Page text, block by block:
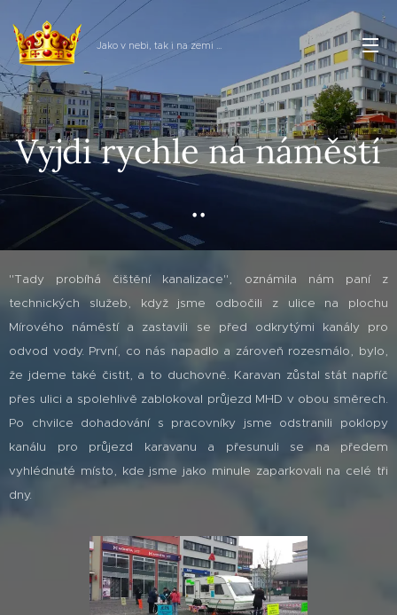
Jako v nebi, tak i na zemi ...
Vyjdi rychle na náměstí
..
"Tady probíhá čištění kanalizace", oznámila nám paní z
technických služeb, když jsme odbočili z ulice na plochu
Mírového náměstí a zastavili se před odkrytými kanály pro
odvod vody. První, co nás napadlo a zároveň rozesmálo, bylo,
že jdeme také čistit, a to duchovně. Karavan zůstal stát napříč
přes ulici a spolehlivě zablokoval průjezd MHD v obou směrech.
Po chvilce dohadování s pracovníky jsme odstranili poklopy
kanálu pro průjezd karavanu a přesunuli se na předem
vyhlédnuté místo, kde jsme jako minule zaparkovali na celé tři
dny.